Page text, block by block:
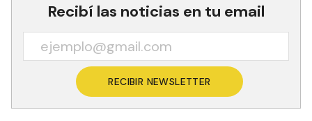
Recibí las noticias en tu email
RECIBIR NEWSLETTER